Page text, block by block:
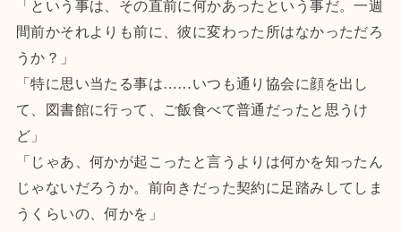
「という事は、その直前に何かあったという事だ。一週
間前かそれよりも前に、彼に変わった所はなかっただろ
うか？」
「特に思い当たる事は……いつも通り協会に顔を出し
て、図書館に行って、ご飯食べて普通だったと思うけ
ど」
「じゃあ、何かが起こったと言うよりは何かを知ったん
じゃないだろうか。前向きだった契約に足踏みしてしま
うくらいの、何かを」